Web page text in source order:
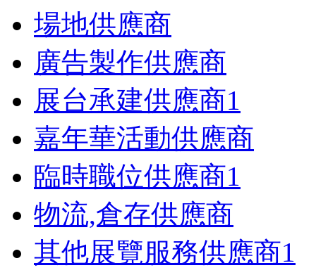
場地供應商
廣告製作供應商
展台承建供應商1
嘉年華活動供應商
臨時職位供應商1
物流,倉存供應商
其他展覽服務供應商1